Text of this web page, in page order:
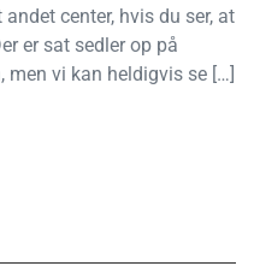
center, hvis du ser, at
er sat sedler op på
men vi kan heldigvis se […]